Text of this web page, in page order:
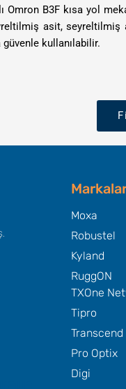
Omron B3F kısa yol
asit,
kullanılabilir.
Moxa
Robustel
Kyland
RuggON
TXOne
Tipro
Transcend
Pro Optix
Digi